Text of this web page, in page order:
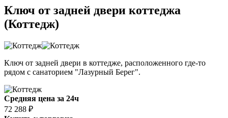
Ключ от задней двери коттеджа
(Коттедж)
Ключ от задней двери в коттедже, расположенного где-то
рядом с санаторием "Лазурный Берег".
Средняя цена за 24ч
72 288 ₽